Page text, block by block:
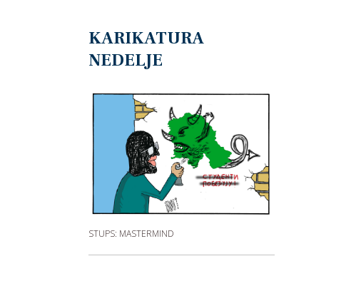
KARIKATURA
NEDELJE
STUPS: MASTERMIND